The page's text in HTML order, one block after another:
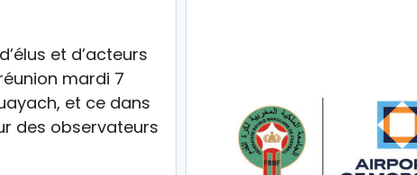
et d’acteurs
mardi 7
et ce dans
des observateurs